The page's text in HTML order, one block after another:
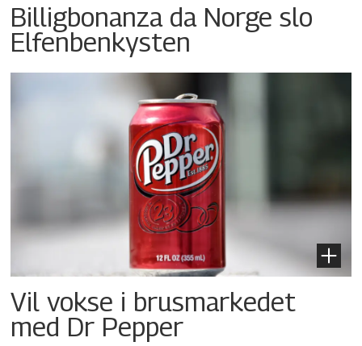
Billigbonanza da Norge slo
Elfenbenkysten
Vil vokse i brusmarkedet
med Dr Pepper